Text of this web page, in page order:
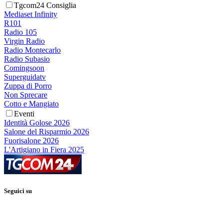
Tgcom24 Consiglia
Mediaset Infinity
R101
Radio 105
Virgin Radio
Radio Montecarlo
Radio Subasio
Comingsoon
Superguidatv
Zuppa di Porro
Non Sprecare
Cotto e Mangiato
Eventi
Identità Golose 2026
Salone del Risparmio 2026
Fuorisalone 2026
L'Artigiano in Fiera 2025
Seguici su